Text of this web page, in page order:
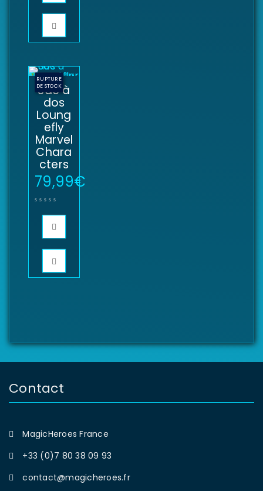
RUPTURE
DE STOCK
Sac à
dos
Loung
efly
Marvel
Chara
cters
79,99€
Contact
MagicHeroes France
+33 (0)7 80 38 09 93
contact@magicheroes.fr